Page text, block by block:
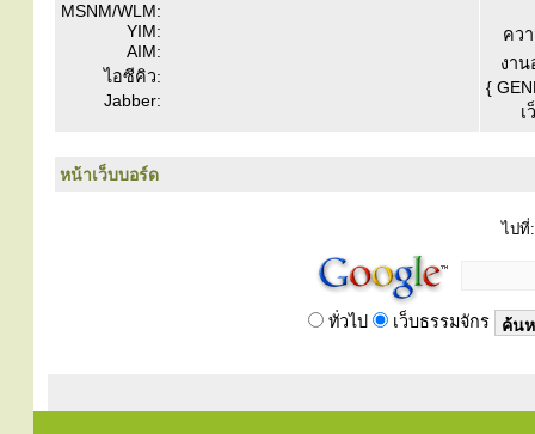
MSNM/WLM:
YIM:
AIM:
ไอซีคิว:
Jabber:
คว
งาน
{
เ
หน้าเว็บบอร์ด
ไปที่:
ทั่วไป เว็บธรรมจักร